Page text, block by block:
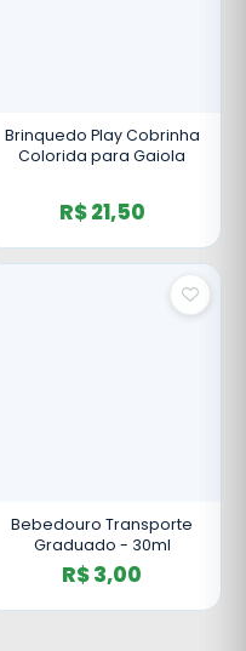
Brinquedo Play Cobrinha
Colorida para Gaiola
R$ 21,50
Bebedouro Transporte
Graduado - 30ml
R$ 3,00